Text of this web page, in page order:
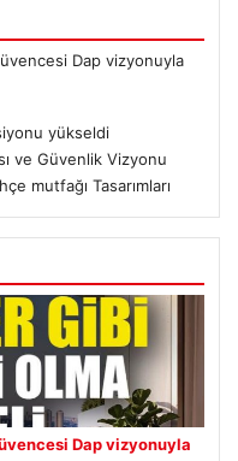
Dap vizyonuyla
yükseldi
ve Güvenlik Vizyonu
mutfağı Tasarımları
Dap vizyonuyla